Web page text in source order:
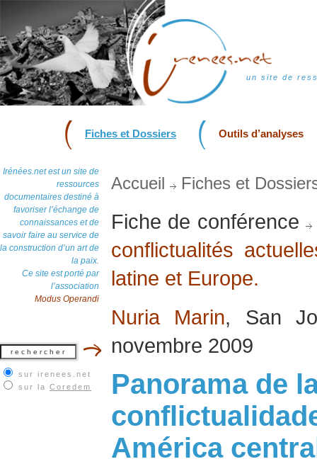
un site de
Fiches et Dossiers Outils d’analyses
Irénées.net est un site de
ressources
documentaires destiné à
favoriser l’échange de
connaissances et de
savoir faire au service de
la construction d’un art de
la paix.
Ce site est porté par
l’association
Modus Operandi
sur irenees.net
sur la Coredem
Accueil Fiches et
Fiche de conférence
conflictualités
latine et Europe.
Nuria Marin, San
novembre 2009
Panorama de
América